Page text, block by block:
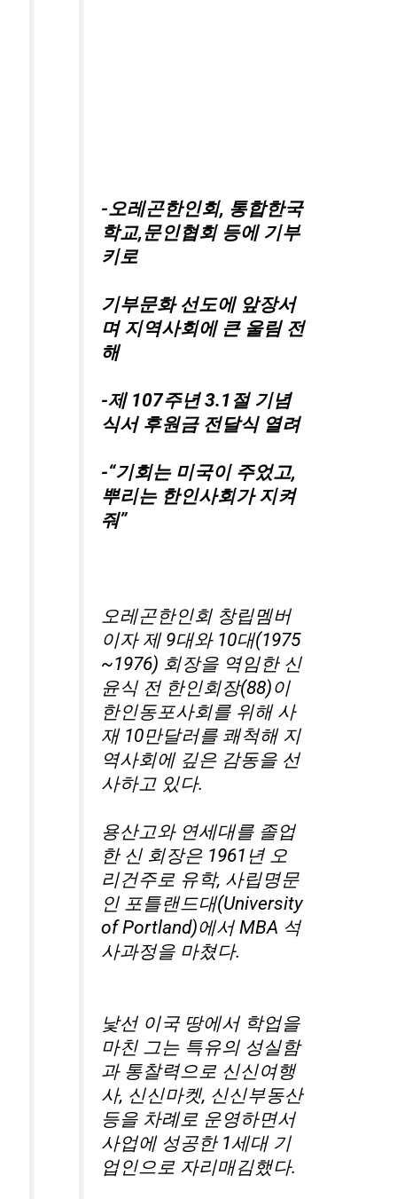
-오레곤한인회, 통합한국
학교,문인협회 등에 기부
키로
기부문화 선도에 앞장서
며 지역사회에 큰 울림 전
해
-제 107주년 3.1절 기념
식서 후원금 전달식 열려
-“기회는 미국이 주었고,
뿌리는 한인사회가 지켜
줘”
오레곤한인회 창립멤버
이자 제 9대와 10대(1975
~1976) 회장을 역임한 신
윤식 전 한인회장(88)이
한인동포사회를 위해 사
재 10만달러를 쾌척해 지
역사회에 깊은 감동을 선
사하고 있다.
용산고와 연세대를 졸업
한 신 회장은 1961년 오
리건주로 유학, 사립명문
인 포틀랜드대(University
of Portland)에서 MBA 석
사과정을 마쳤다.
낯선 이국 땅에서 학업을
마친 그는 특유의 성실함
과 통찰력으로 신신여행
사, 신신마켓, 신신부동산
등을 차례로 운영하면서
사업에 성공한 1세대 기
업인으로 자리매김했다.